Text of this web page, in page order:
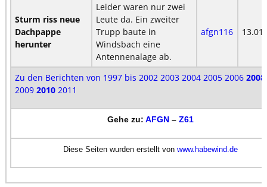
Sturm riss neue
Dachpappe
herunter
Leider waren nur zwei
Leute da. Ein zweiter
Trupp baute in
Windsbach eine
Antennenalage ab.
afgn116
Zu den Berichten von 1997 bis 2002 2003 2004 2005 2006 2008
2009 2010 2011
Gehe zu: AFGN– Z61
Diese Seiten wurden erstellt von www.habewind.de